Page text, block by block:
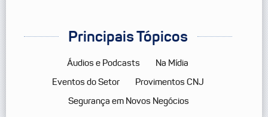
Principais Tópicos
Áudios e Podcasts
Na Mídia
Eventos do Setor
Provimentos CNJ
Segurança em Novos Negócios